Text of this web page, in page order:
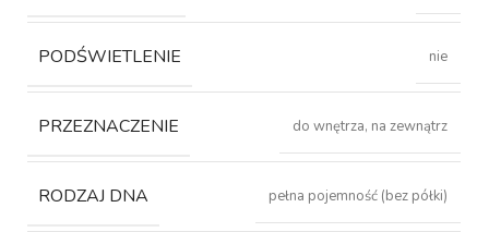
PODŚWIETLENIE nie
PRZEZNACZENIE do wnętrza, na zewnątrz
RODZAJ DNA pełna pojemność (bez półki)